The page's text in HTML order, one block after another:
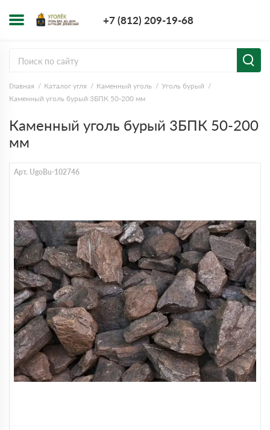
+7 (812) 209-19-68
Главная Каталог угля Каменный уголь
Уголь бурый
Каменный уголь бурый 3БПК 50-200 мм
Каменный уголь бурый 3БПК 50-200
мм
Арт. UgoBu-102746